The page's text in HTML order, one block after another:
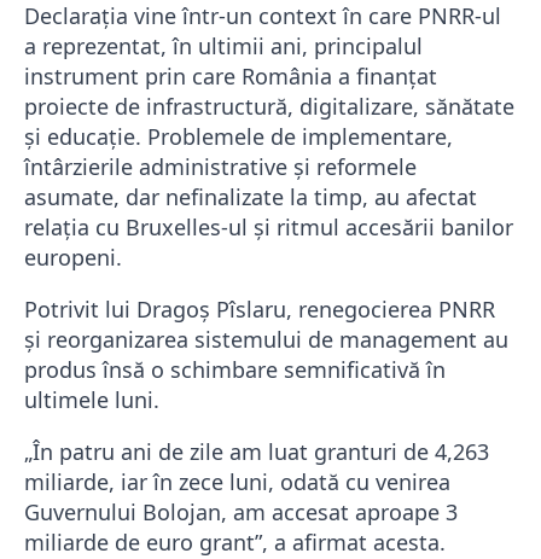
Declarația vine într-un context în care PNRR-ul
a reprezentat, în ultimii ani, principalul
instrument prin care România a finanțat
proiecte de infrastructură, digitalizare, sănătate
și educație. Problemele de implementare,
întârzierile administrative și reformele
asumate, dar nefinalizate la timp, au afectat
relația cu Bruxelles-ul și ritmul accesării banilor
europeni.
Potrivit lui Dragoș Pîslaru, renegocierea PNRR
și reorganizarea sistemului de management au
produs însă o schimbare semnificativă în
ultimele luni.
„În patru ani de zile am luat granturi de 4,263
miliarde, iar în zece luni, odată cu venirea
Guvernului Bolojan, am accesat aproape 3
miliarde de euro grant”, a afirmat acesta.